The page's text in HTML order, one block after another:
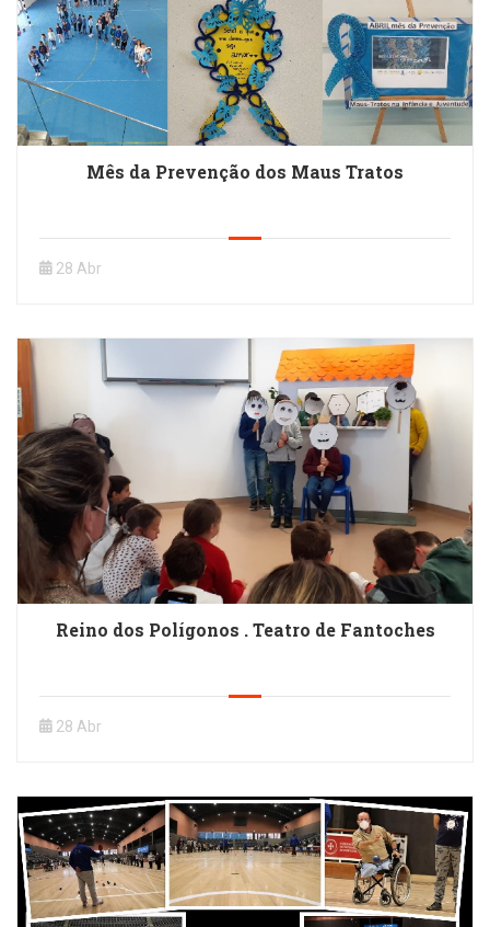
Mês da Prevenção dos Maus Tratos
28 Abr
Reino dos Polígonos . Teatro de Fantoches
28 Abr